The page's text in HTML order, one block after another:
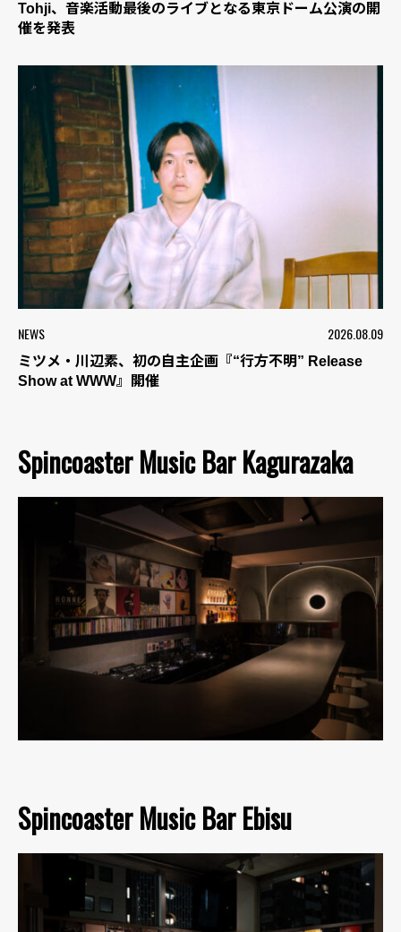
Tohji、音楽活動最後のライブとなる東京ドーム公演の開
催を発表
NEWS 2026.08.09
ミツメ・川辺素、初の自主企画『“行方不明” Release
Show at WWW』開催
Spincoaster Music Bar Kagurazaka
Spincoaster Music Bar Ebisu